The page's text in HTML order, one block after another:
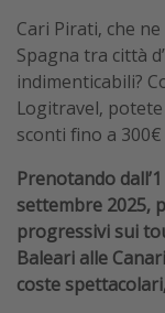
Cari Pirati, che
Spagna tra città
indimenticabili?
Logitravel,
sconti fino a
Prenotando
settembre 2025,
progressivi sui
Baleari alle
coste